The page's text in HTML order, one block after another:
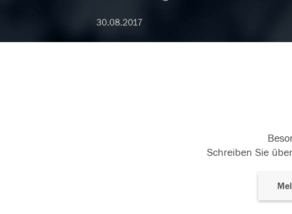
30.08.2017
Schreiben Sie